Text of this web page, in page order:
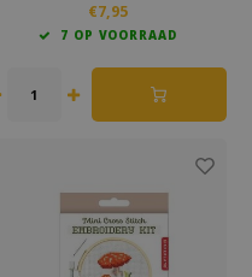
lekker creatief bezig. Even geen
schermen, maar iets moois
€7,95
7 OP VOORRAAD